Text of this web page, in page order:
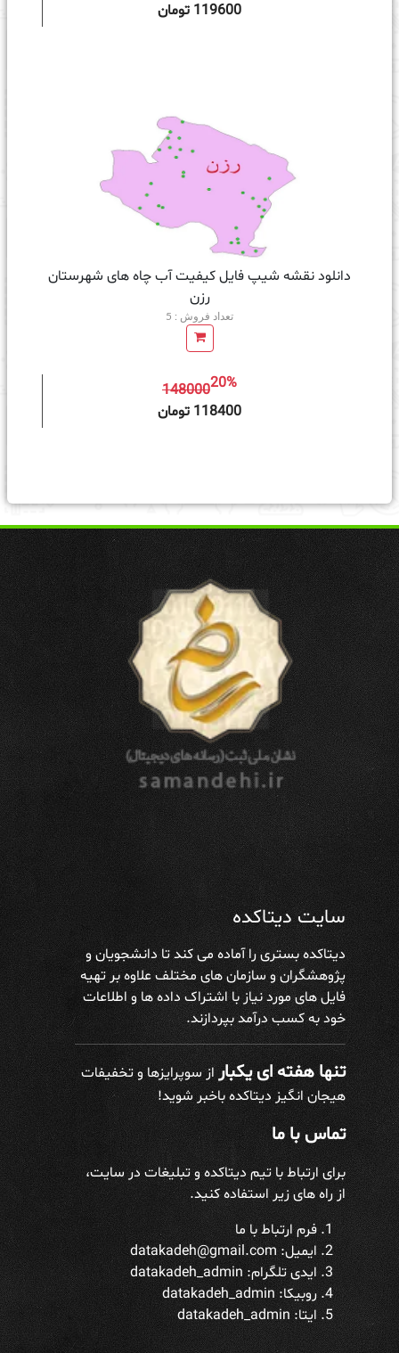
119600 تومان
دانلود نقشه شیپ فایل کیفیت آب چاه های شهرستان
رزن
تعداد فروش : 5
14800020%
118400 تومان
سایت دیتاکده
دیتاکده بستری را آماده می کند تا دانشجویان و
پژوهشگران و سازمان های مختلف علاوه بر تهیه
فایل های مورد نیاز با اشتراک داده ها و اطلاعات
خود به کسب درآمد بپردازند.
تنها هفته ای یکباراز سوپرایزها و تخفیفات
هیجان انگیز دیتاکده باخبر شوید!
تماس با ما
برای ارتباط با تیم دیتاکده و تبلیغات در سایت،
از راه های زیر استفاده کنید.
فرم ارتباط با ما
ایمیل: datakadeh@gmail.com
ایدی تلگرام:datakadeh_admin
روبیکا: datakadeh_admin
ایتا: datakadeh_admin